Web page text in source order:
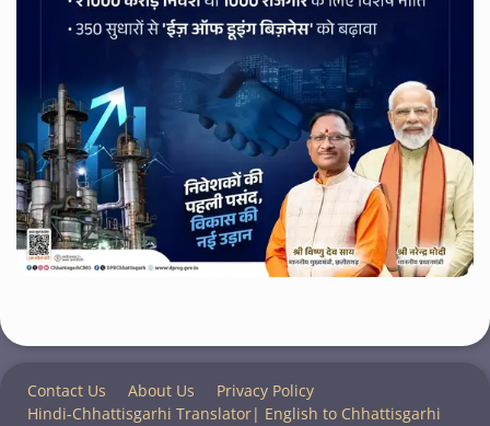
Contact Us About Us
Privacy Policy
Hindi-Chhattisgarhi Translator| English to Chhattisgarhi